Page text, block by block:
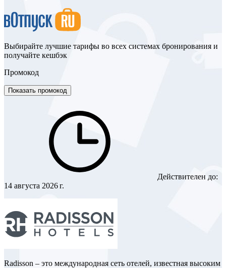
Выбирайте лучшие тарифы во всех системах бронирования и
получайте кешбэк
Промокод
Показать промокод
Действителен до:
14 августа 2026 г.
Radisson – это международная сеть отелей, известная высоким